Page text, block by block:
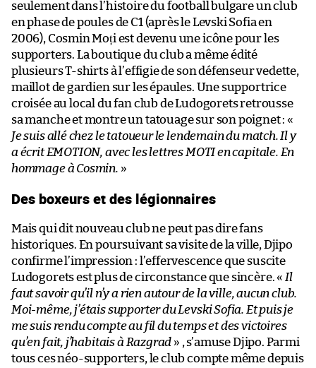
seulement dans l’histoire du football bulgare un club
en phase de poules de C1 (après le Levski Sofia en
2006), Cosmin Moți est devenu une icône pour les
supporters. La boutique du club a même édité
plusieurs T-shirts à l’effigie de son défenseur vedette,
maillot de gardien sur les épaules. Une supportrice
croisée au local du fan club de Ludogorets retrousse
sa manche et montre un tatouage sur son poignet : «
Je suis allé chez le tatoueur le lendemain du match. Il y
a écrit EMOTION, avec les lettres MOTI en capitale. En
hommage à Cosmin. »
Des boxeurs et des légionnaires
Mais qui dit nouveau club ne peut pas dire fans
historiques. En poursuivant sa visite de la ville, Djipo
confirme l’impression : l’effervescence que suscite
Ludogorets est plus de circonstance que sincère. « Il
faut savoir qu’il n’y a rien autour de la ville, aucun club.
Moi-même, j’étais supporter du Levski Sofia. Et puis je
me suis rendu compte au fil du temps et des victoires
qu’en fait, j’habitais à Razgrad » , s’amuse Djipo. Parmi
tous ces néo-supporters, le club compte même depuis